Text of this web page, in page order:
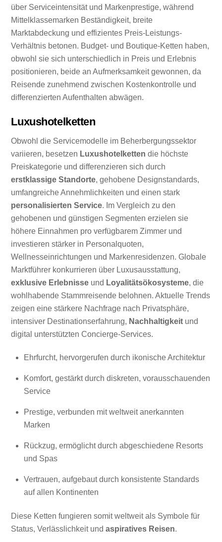
über Serviceintensität und Markenprestige, während
Mittelklassemarken Beständigkeit, breite
Marktabdeckung und effizientes Preis-Leistungs-
Verhältnis betonen. Budget- und Boutique-Ketten haben,
obwohl sie sich unterschiedlich in Preis und Erlebnis
positionieren, beide an Aufmerksamkeit gewonnen, da
Reisende zunehmend zwischen Kostenkontrolle und
differenzierten Aufenthalten abwägen.
Luxushotelketten
Obwohl die Servicemodelle im Beherbergungssektor
variieren, besetzen Luxushotelketten die höchste
Preiskategorie und differenzieren sich durch
erstklassige Standorte, gehobene Designstandards,
umfangreiche Annehmlichkeiten und einen stark
personalisierten Service. Im Vergleich zu den
gehobenen und günstigen Segmenten erzielen sie
höhere Einnahmen pro verfügbarem Zimmer und
investieren stärker in Personalquoten,
Wellnesseinrichtungen und Markenresidenzen. Globale
Marktführer konkurrieren über Luxusausstattung,
exklusive Erlebnisse und Loyalitätsökosysteme, die
wohlhabende Stammreisende belohnen. Aktuelle Trends
zeigen eine stärkere Nachfrage nach Privatsphäre,
intensiver Destinationserfahrung, Nachhaltigkeit und
digital unterstützten Concierge-Services.
Ehrfurcht, hervorgerufen durch ikonische Architektur
Komfort, gestärkt durch diskreten, vorausschauenden
Service
Prestige, verbunden mit weltweit anerkannten
Marken
Rückzug, ermöglicht durch abgeschiedene Resorts
und Spas
Vertrauen, aufgebaut durch konsistente Standards
auf allen Kontinenten
Diese Ketten fungieren somit weltweit als Symbole für
Status, Verlässlichkeit undaspiratives Reisen.